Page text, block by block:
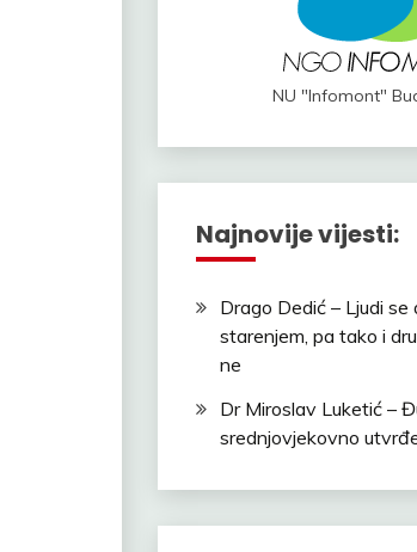
NU "Infomont"
Najnovije vijesti:
Drago Dedić – Ljudi se
starenjem, pa tako i
ne
Dr Miroslav Luketić –
srednjovjekovno